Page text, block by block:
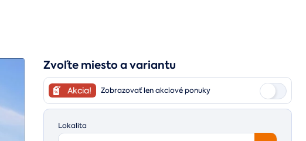
Zvoľte miesto a variantu
Akcia! Zobrazovať len akciové ponuky
Lokalita